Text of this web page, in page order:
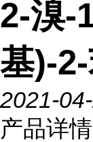
2-溴-
基)-
2021-
产品详情